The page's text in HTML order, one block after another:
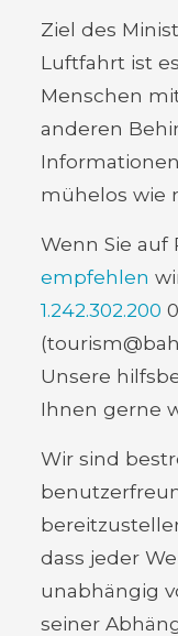
Ziel des
Luftfahrt ist
Menschen
anderen
mühelos wie
Wenn Sie
empfehlen
1.242.302.200
Unsere
Ihnen gerne
Wir sind
dass jeder
unabhängig
seiner